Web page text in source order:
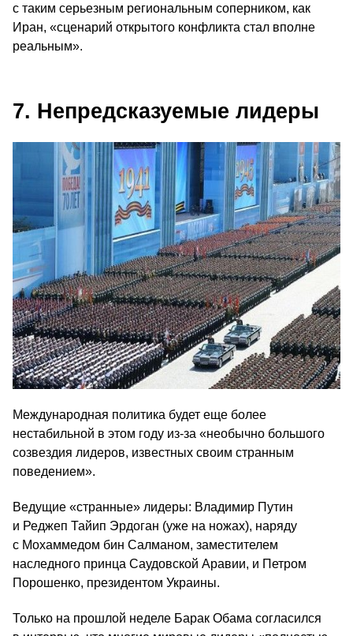
с таким серьезным региональным соперником, как
Иран, «сценарий открытого конфликта стал вполне
реальным».
7. Непредсказуемые лидеры
Международная политика будет еще более
нестабильной в этом году из-за «необычно большого
созвездия лидеров, известных своим странным
поведением».
Ведущие «странные» лидеры: Владимир Путин
и Реджеп Тайип Эрдоган (уже на ножах), наряду
с Мохаммедом бин Салманом, заместителем
наследного принца Саудовской Аравии, и Петром
Порошенко, президентом Украины.
Только на прошлой неделе Барак Обама согласился